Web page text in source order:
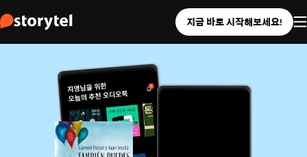
지금 바로 시작해보세요!